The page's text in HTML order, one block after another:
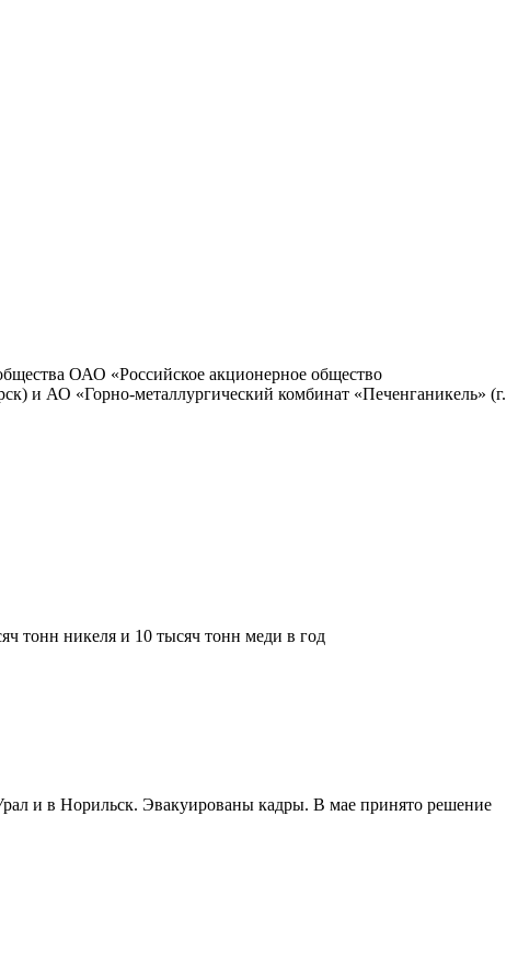
ОАО «Российское акционерное общество
и АО «Горно-металлургический комбинат «Печенганикель» (г.
тонн никеля и 10 тысяч тонн меди в год
и в Норильск. Эвакуированы кадры. В мае принято решение